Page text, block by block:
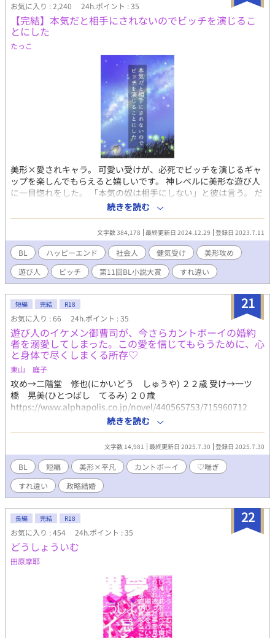
お気に入り : 2,240 24h.ポイント : 35
【完結】本気だと相手にされないのでビッチを演じるこ
とにした
たっこ
美形×愛されキャラ。 可愛い受けが、必死でビッチを演じるギャ
ップを楽しんでもらえると嬉しいです。 神レベルに美形な遊び人
に一目惚れをした。 「本気の奴は相手にしない」と彼は言う。 だ
から俺はビッチを演じることにした。一世一代の大芝居。 俺は彼
のそばにいられるならビッチでいい。 俺、ちゃんとビッチに見え
るかな？ 初めてなのにビッチって思ってもらえるかな？ 年齢制
限ありの回は ※ 軽い表現の回は * を表示しています。 ◆冬
磨編も完結◆ 親を殺した俺が、どうして普通に生きてるん
だ……。 誰か俺を殺してくれ…。 ◆表紙イラストはpixivで活動
中のすかいぶるー様に書いていただきましたꕤ︎︎ いつも素敵なイラ
ストをありがとうございますꕤ︎︎
続きを読む
文字数 384,178 最終更新日 2024.12.29 登録日 2023.7.11
BL ハッピーエンド 社会人 健気受け
美形攻め
遊び人
ビッチ 第11回BL小説大賞 すれ違い
21
短編 完結 R18
お気に入り : 66 24h.ポイント : 35
遊び人のイケメン御曹司が、今さらカントボーイの婚約
者を溺愛してしまった。この愛を信じてもらうために、心
と身体で尽くしまくる所存♡
東山 庭子
攻め→二階堂 修也(にかいどう しゅうや) ２２歳 受け→一ツ
橋 晃美(ひとつばし てるみ) ２０歳
https://www.alphapolis.co.jp/novel/440565753/715960712
https://www.alphapolis.co.jp/novel/440565753/636968278 ↑
こちらに出てくる椿が出演しています。
続きを読む
文字数 14,981 最終更新日 2025.7.30 登録日 2025.7.30
BL 短編 美形×平凡 カントボーイ
♡喘ぎ
すれ違い
政略結婚
22
長編 完結 R18
お気に入り : 454 24h.ポイント : 35
どうしょういむ
田原摩耶